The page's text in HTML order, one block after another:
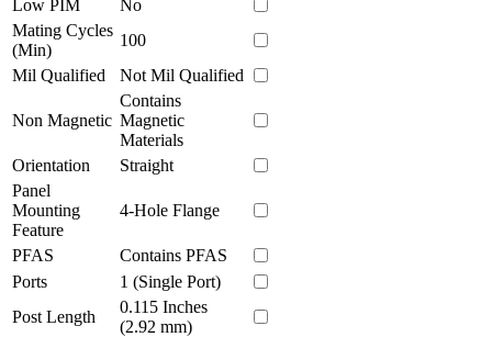
Low PIM
No
Mating Cycles
(Min)
100
Mil Qualified
Not Mil Qualified
Non Magnetic
Contains
Magnetic
Materials
Orientation
Straight
Panel
Mounting
Feature
4-Hole Flange
PFAS
Contains PFAS
Ports
1 (Single Port)
Post Length
0.115 Inches
(2.92 mm)